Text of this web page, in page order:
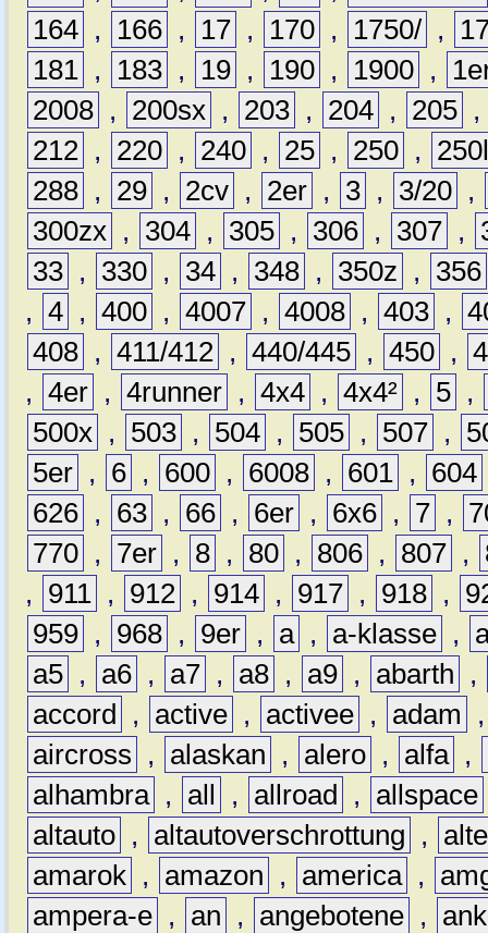
164 , 166 , 17 , 170 , 1750/ ,
181 , 183 , 19 , 190 , 1900 ,
2008 , 200sx , 203 , 204 , 205 ,
212 , 220 , 240 , 25 , 250 ,
288 , 29 , 2cv , 2er , 3 , 3/20 ,
300zx , 304 , 305 , 306 , 307 ,
33 , 330 , 34 , 348 , 350z ,
356
, 4 , 400 , 4007 , 4008 , 403 ,
408 , 411/412 , 440/445 , 450 ,
, 4er , 4runner , 4x4 , 4x4² , 5 ,
500x , 503 , 504 , 505 , 507 ,
5er , 6 , 600 , 6008 , 601 , 604
626 , 63 , 66 , 6er , 6x6 , 7 ,
770 , 7er , 8 , 80 , 806 , 807 ,
,
911 , 912 , 914 , 917 , 918 ,
959 , 968 , 9er , a , a-klasse ,
a5 , a6 , a7 , a8 , a9 , abarth
,
accord
, active , activee , adam
aircross
, alaskan , alero , alfa ,
alhambra , all , allroad , allspace
altauto , altautoverschrottung ,
amarok , amazon , america ,
ampera-e , an , angebotene ,